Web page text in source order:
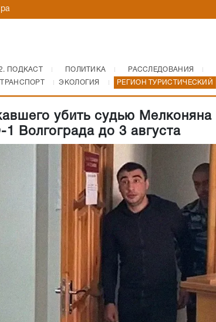
ПОДКАСТ ПОЛИТИКА РАССЛЕДОВАНИЯ
ТРАНСПОРТ ЭКОЛОГИЯ РЕГИОН ТУРИСТИЧЕСКИЙ
убить судью Мелконяна
Волгограда до 3 августа